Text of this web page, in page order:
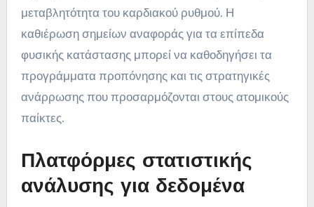
μεταβλητότητα του καρδιακού ρυθμού. Η
καθιέρωση σημείων αναφοράς για τα επίπεδα
φυσικής κατάστασης μπορεί να καθοδηγήσει τα
προγράμματα προπόνησης και τις στρατηγικές
ανάρρωσης που προσαρμόζονται στους ατομικούς
παίκτες.
Πλατφόρμες στατιστικής
ανάλυσης για δεδομένα